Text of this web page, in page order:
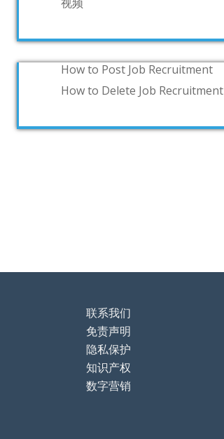
How to Post Job Recruitment
How to Delete Job Recruitment
联系我们
免责声明
隐私保护
知识产权
数字营销